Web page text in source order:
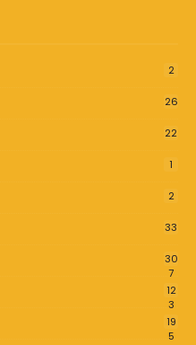
2
26
22
1
2
33
30
7
12
3
19
5